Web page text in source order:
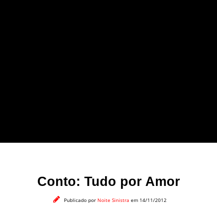
Conto: Tudo por Amor
Publicado por Noite Sinistra em 14/11/2012